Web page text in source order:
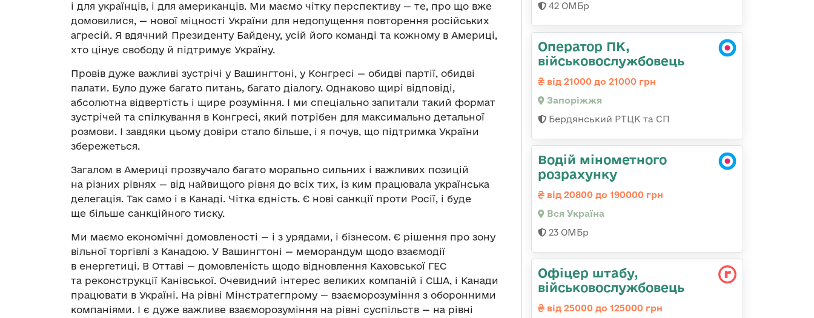
і для українців, і для американців. Ми маємо чітку перспективу — те, про що вже
домовилися, — нової міцності України для недопущення повторення російських
агресій. Я вдячний Президенту Байдену, усій його команді та кожному в Америці,
хто цінує свободу й підтримує Україну.
Провів дуже важливі зустрічі у Вашингтоні, у Конгресі — обидві партії, обидві
палати. Було дуже багато питань, багато діалогу. Однаково щирі відповіді,
абсолютна відвертість і щире розуміння. І ми спеціально запитали такий формат
зустрічей та спілкування в Конгресі, який потрібен для максимально детальної
розмови. І завдяки цьому довіри стало більше, і я почув, що підтримка України
збережеться.
Загалом в Америці прозвучало багато морально сильних і важливих позицій
на різних рівнях — від найвищого рівня до всіх тих, із ким працювала українська
делегація. Так само і в Канаді. Чітка єдність. Є нові санкції проти Росії, і буде
ще більше санкційного тиску.
Ми маємо економічні домовленості — і з урядами, і бізнесом. Є рішення про зону
вільної торгівлі з Канадою. У Вашингтоні — меморандум щодо взаємодії
в енергетиці. В Оттаві — домовленість щодо відновлення Каховської ГЕС
та реконструкції Канівської. Очевидний інтерес великих компаній і США, і Канади
працювати в Україні. На рівні Мінстратегпрому — взаєморозуміння з оборонними
компаніями. І є дуже важливе взаєморозуміння на рівні суспільств — на рівні
42 ОМБр
Оператор ПК,
військовослужбовець
від 21000 до 21000 грн
Запоріжжя
Бердянський РТЦК та СП
Водій мінометного
розрахунку
від 20800 до 190000 грн
Вся Україна
23 ОМБр
Офіцер штабу,
військовослужбовець
від 25000 до 125000 грн